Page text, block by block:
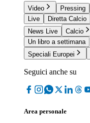
Video Pressing
Live
Diretta Calcio
News Live
Calcio
Un libro a settimana
Speciali Europei
Seguici anche su
Area personale